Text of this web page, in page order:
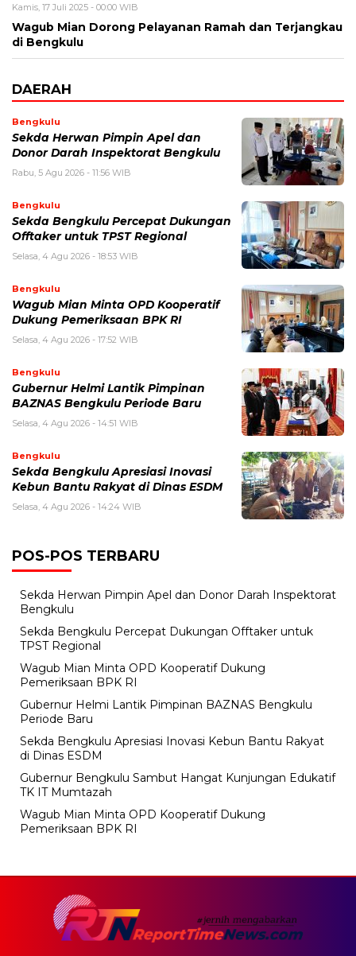
Kamis, 17 Juli 2025 - 00:00 WIB
Wagub Mian Dorong Pelayanan Ramah dan Terjangkau
di Bengkulu
DAERAH
Bengkulu
Sekda Herwan Pimpin Apel dan
Donor Darah Inspektorat Bengkulu
Rabu, 5 Agu 2026 - 11:56 WIB
Bengkulu
Sekda Bengkulu Percepat Dukungan
Offtaker untuk TPST Regional
Selasa, 4 Agu 2026 - 18:53 WIB
Bengkulu
Wagub Mian Minta OPD Kooperatif
Dukung Pemeriksaan BPK RI
Selasa, 4 Agu 2026 - 17:52 WIB
Bengkulu
Gubernur Helmi Lantik Pimpinan
BAZNAS Bengkulu Periode Baru
Selasa, 4 Agu 2026 - 14:51 WIB
Bengkulu
Sekda Bengkulu Apresiasi Inovasi
Kebun Bantu Rakyat di Dinas ESDM
Selasa, 4 Agu 2026 - 14:24 WIB
POS-POS TERBARU
Sekda Herwan Pimpin Apel dan Donor Darah Inspektorat
Bengkulu
Sekda Bengkulu Percepat Dukungan Offtaker untuk
TPST Regional
Wagub Mian Minta OPD Kooperatif Dukung
Pemeriksaan BPK RI
Gubernur Helmi Lantik Pimpinan BAZNAS Bengkulu
Periode Baru
Sekda Bengkulu Apresiasi Inovasi Kebun Bantu Rakyat
di Dinas ESDM
Gubernur Bengkulu Sambut Hangat Kunjungan Edukatif
TK IT Mumtazah
Wagub Mian Minta OPD Kooperatif Dukung
Pemeriksaan BPK RI